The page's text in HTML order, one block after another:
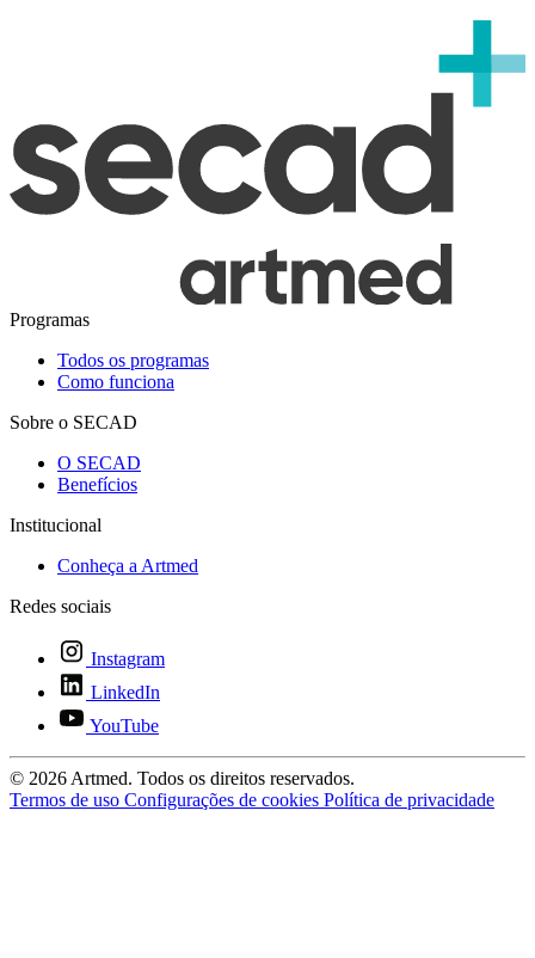
Programas
Todos os programas
Como funciona
Sobre o SECAD
O SECAD
Benefícios
Institucional
Conheça a Artmed
Redes sociais
Instagram
LinkedIn
YouTube
© 2026 Artmed. Todos os direitos reservados.
Termos de uso Configurações de cookies Política de privacidade